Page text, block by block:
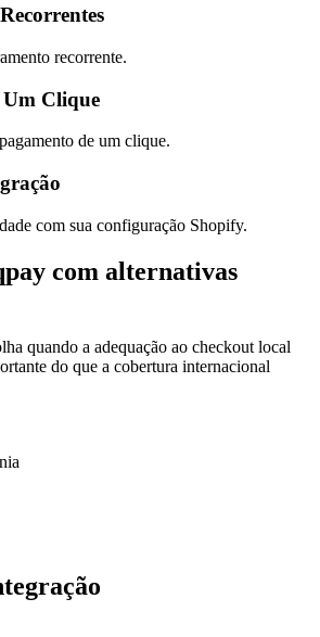
recorrente.
Um Clique
de um clique.
com sua configuração Shopify.
com alternativas
quando a adequação ao checkout local
do que a cobertura internacional